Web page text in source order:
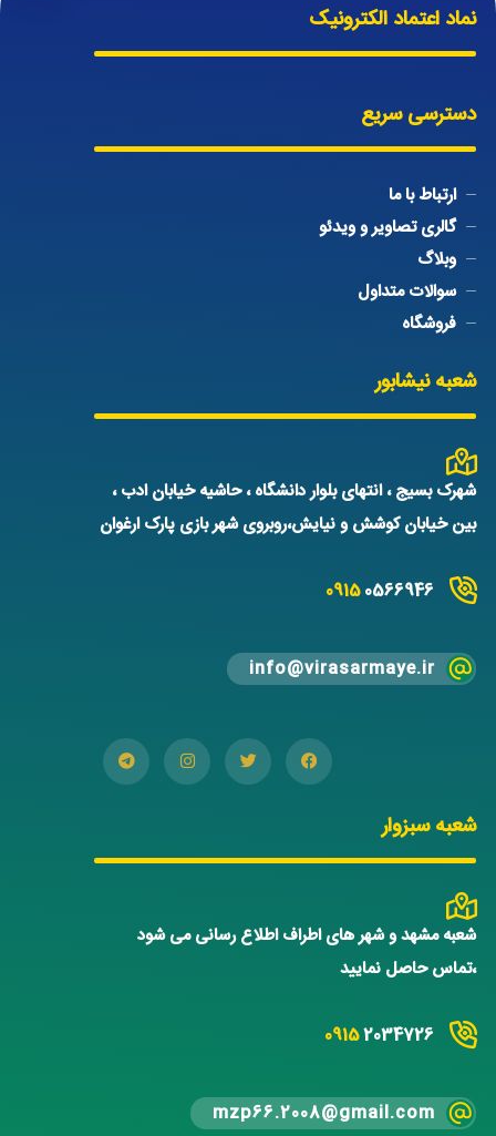
نماد اعتماد الکترونیک
دسترسی سریع
ارتباط با ما
گالری تصاویر و ویدئو
وبلاگ
سوالات متداول
فروشگاه
شعبه نیشابور
شهرک بسیج ، انتهای بلوار دانشگاه ، حاشیه خیابان ادب ،
بین خیابان کوشش و نیایش،روبروی شهر بازی پارک ارغوان
09150566946
info@virasarmaye.ir
شعبه سبزوار
شعبه مشهد و شهر های اطراف اطلاع رسانی می شود
،تماس حاصل نمایید
09152034726
mzp66.2008@gmail.com